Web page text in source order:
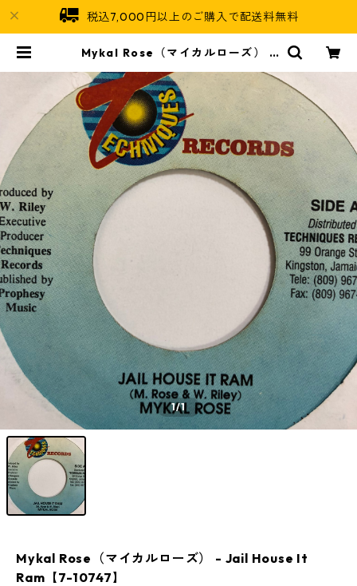
税込7,000円以上のご購入で配送料無料
Mykal Rose（マイカルローズ） -
Jamaican Soul
1/1
Mykal Rose（マイカルローズ） - Jail House It
Ram【7-10747】